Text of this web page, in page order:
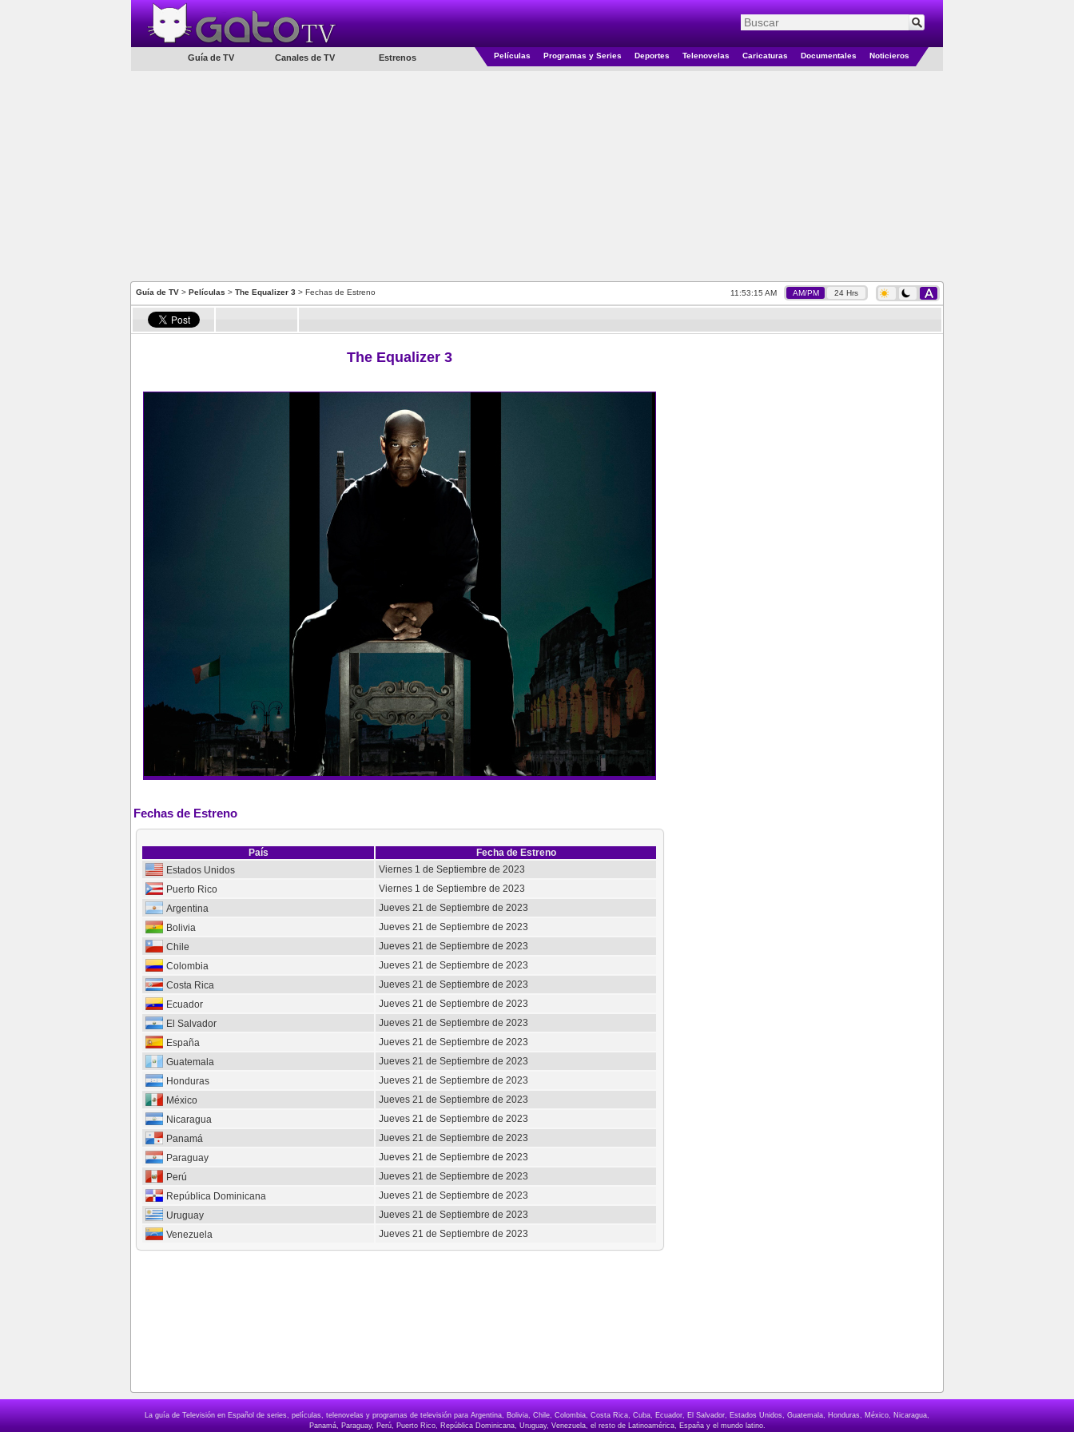
Guía de TV Canales de TV Estrenos Películas Programas y Series Deportes Telenovelas Caricaturas Documentales Noticieros
Guía de TV > Películas > The Equalizer 3 > Fechas de Estreno 11:53:15 AM AM/PM 24 Hrs
The Equalizer 3
Fechas de Estreno
País
Fecha de Estreno
Estados Unidos
Viernes 1 de Septiembre de 2023
Puerto Rico
Viernes 1 de Septiembre de 2023
Argentina
Jueves 21 de Septiembre de 2023
Bolivia
Jueves 21 de Septiembre de 2023
Chile
Jueves 21 de Septiembre de 2023
Colombia
Jueves 21 de Septiembre de 2023
Costa Rica
Jueves 21 de Septiembre de 2023
Ecuador
Jueves 21 de Septiembre de 2023
El Salvador
Jueves 21 de Septiembre de 2023
España
Jueves 21 de Septiembre de 2023
Guatemala
Jueves 21 de Septiembre de 2023
Honduras
Jueves 21 de Septiembre de 2023
México
Jueves 21 de Septiembre de 2023
Nicaragua
Jueves 21 de Septiembre de 2023
Panamá
Jueves 21 de Septiembre de 2023
Paraguay
Jueves 21 de Septiembre de 2023
Perú
Jueves 21 de Septiembre de 2023
República Dominicana
Jueves 21 de Septiembre de 2023
Uruguay
Jueves 21 de Septiembre de 2023
Venezuela
Jueves 21 de Septiembre de 2023
La guía de Televisión en Español de series, películas, telenovelas y programas de televisión para Argentina, Bolivia, Chile, Colombia, Costa Rica, Cuba, Ecuador, El Salvador, Estados Unidos, Guatemala, Honduras, México, Nicaragua,
Panamá, Paraguay, Perú, Puerto Rico, República Dominicana, Uruguay, Venezuela, el resto de Latinoamérica, España y el mundo latino.